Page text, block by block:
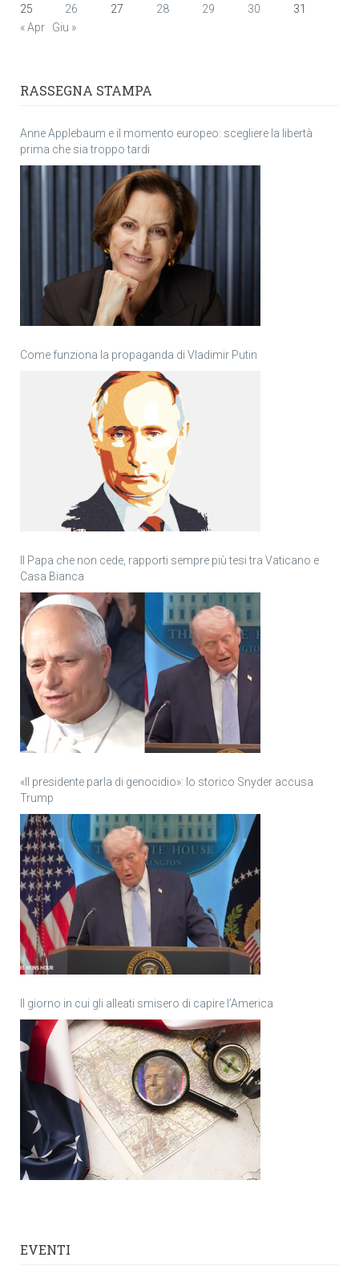
25 26 27 28 29 30
31
« Apr
Giu »
RASSEGNA STAMPA
Anne Applebaum e il momento europeo: scegliere la libertà
prima che sia troppo tardi
Come funziona la propaganda di Vladimir Putin
Il Papa che non cede, rapporti sempre più tesi tra Vaticano e
Casa Bianca
«Il presidente parla di genocidio»: lo storico Snyder accusa
Trump
Il giorno in cui gli alleati smisero di capire l’America
EVENTI